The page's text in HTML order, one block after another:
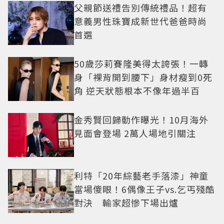
父親節送禮告別傳統禮品！超有
意義男性珠寶成新世代爸爸時尚
首選
50歲莎莉賽隆美得太誇張！一轉
身「裸背開到腰下」身材瘦到0死
角 逆天狀態根本不像年過半百
金秀賢回歸動作曝光！10月海外
見面會登場 2萬人場地引關注
利特「20年綜藝老手落漆」神童
當場傻眼！6偶像王子vs.乞丐殘酷
對決 輸家超慘下場出爐